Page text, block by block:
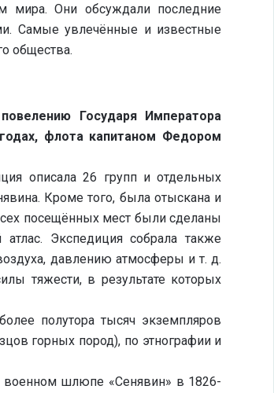
мира. Они обсуждали последние
Самые увлечённые и известные
общества.
Государя Императора
флота капитаном Федором
описала 26 групп и отдельных
Кроме того, была отыскана и
посещённых мест были сделаны
Экспедиция собрала также
давлению атмосферы и т. д.
тяжести, в результате которых
полутора тысяч экземпляров
горных пород), по этнографии и
военном шлюпе «Сенявин» в 1826-